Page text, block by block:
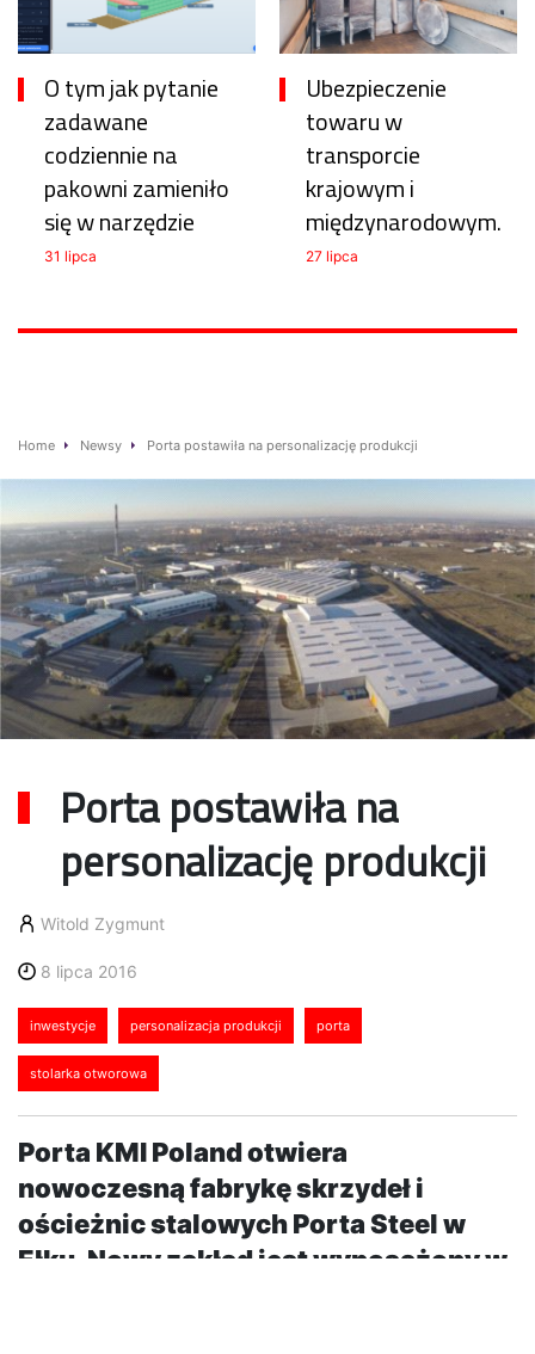
O tym jak pytanie
zadawane
codziennie na
pakowni zamieniło
się w narzędzie
31 lipca
Ubezpieczenie
towaru w
transporcie
krajowym i
międzynarodowym.
27 lipca
Home Newsy Porta postawiła na personalizację produkcji
Porta postawiła na
personalizację produkcji
Witold Zygmunt
8 lipca 2016
inwestycje personalizacja produkcji porta
stolarka otworowa
Porta KMI Poland otwiera
nowoczesną fabrykę skrzydeł i
ościeżnic stalowych Porta Steel w
Ełku. Nowy zakład jest wyposażony w